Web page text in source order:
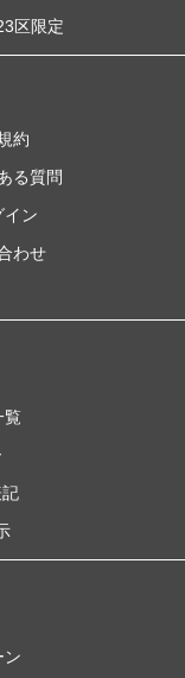
区限定
約
る質問
イン
わせ
覧
ン